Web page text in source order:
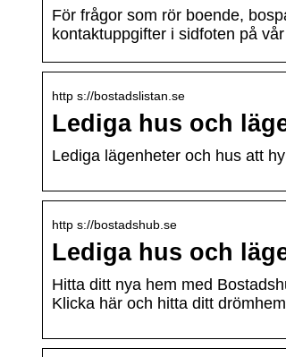
För frågor som rör boende,
kontaktuppgifter i sidfoten på
http s://bostadslistan.se
Lediga hus och
Lediga lägenheter och hus att
http s://bostadshub.se
Lediga hus och
Hitta ditt nya hem med
Klicka här och hitta ditt